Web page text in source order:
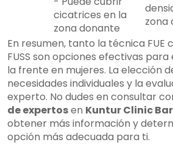
cicatrices en la
zona donante
zona
En resumen, tanto la técnica FUE
FUSS son opciones efectivas
la frente en mujeres. La elección
necesidades individuales y la
experto. No dudes en consultar
de expertosen Kuntur Clinic
obtener más información y
opción más adecuada para ti.